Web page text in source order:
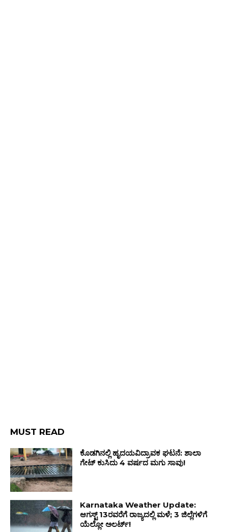
MUST READ
ಕೊಡಗಿನಲ್ಲಿ ಹೃದಯವಿದ್ರಾವಕ ಘಟನೆ: ಶಾಲಾ
ಗೇಟ್ ಕುಸಿದು 4 ವರ್ಷದ ಮಗು ಸಾವು!
Karnataka Weather Update:
ಆಗಸ್ಟ್ 13ರವರೆಗೆ ರಾಜ್ಯದಲ್ಲಿ ಮಳೆ; 3 ಜಿಲ್ಲೆಗಳಿಗೆ
ಯೆಲ್ಲೋ ಅಲರ್ಟ್!